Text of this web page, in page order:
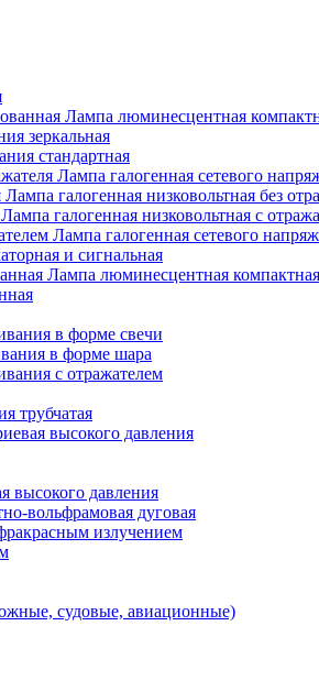
Лампа люминесцентная
зеркальная
стандартная
Лампа галогенная сетевого
Лампа галогенная низковольтная без
Лампа галогенная низковольтная с
Лампа галогенная сетевого
и сигнальная
Лампа люминесцентная
в форме свечи
в форме шара
с отражателем
трубчатая
высокого давления
высокого давления
вольфрамовая дуговая
излучением
судовые, авиационные)